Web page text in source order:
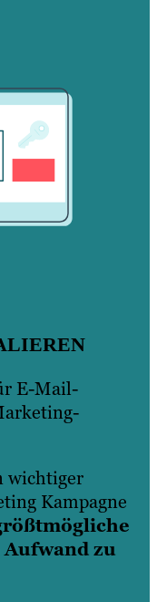
E-Mail-
wichtiger
Kampagne
zu